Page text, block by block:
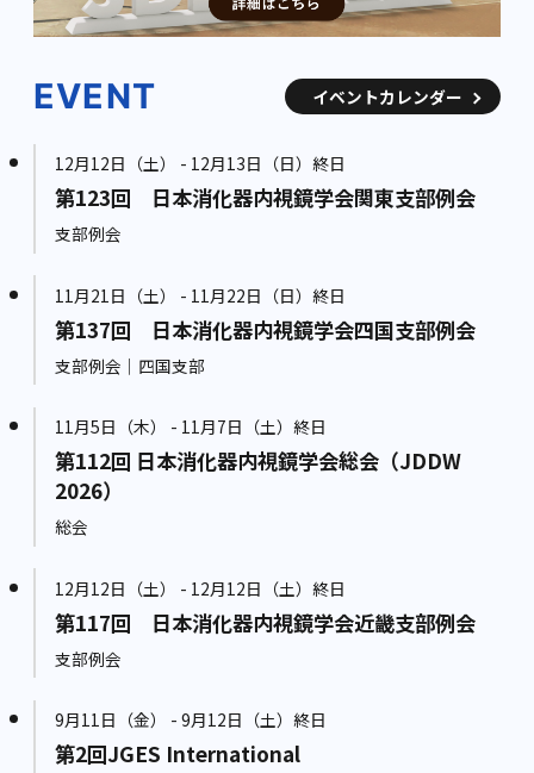
EVENT イベントカレンダー
12月12日（土） - 12月13日（日）終日
第123回 日本消化器内視鏡学会関東支部例会
支部例会
11月21日（土） - 11月22日（日）終日
第137回 日本消化器内視鏡学会四国支部例会
支部例会｜四国支部
11月5日（木） - 11月7日（土）終日
第112回 日本消化器内視鏡学会総会（JDDW
2026）
総会
12月12日（土） - 12月12日（土）終日
第117回 日本消化器内視鏡学会近畿支部例会
支部例会
9月11日（金） - 9月12日（土）終日
第2回JGES International